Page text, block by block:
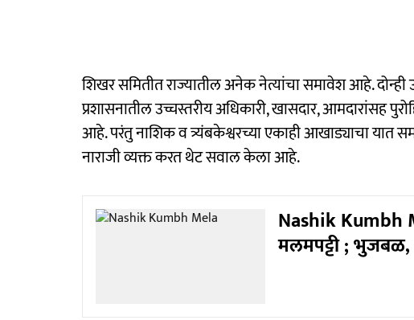
शिखर समितीत राज्यातील अनेक नेत्यांचा समावेश आहे. दोन्ही
प्रशासनातील उच्चस्तरीय अधिकारी, खासदार, आमदारांसह
आहे. परंतु नाशिक व त्र्यंबकेश्वरच्या एकाही आखाड्याचा यात
नाराजी व्यक्त करत थेट सवाल केला आहे.
Nashik Kumbh
मलमपट्टी ;